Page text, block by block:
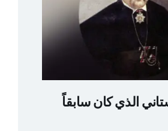
الذي كان سابقاً